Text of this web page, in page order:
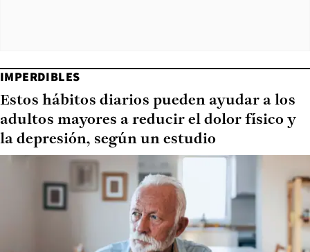
IMPERDIBLES
Estos hábitos diarios pueden ayudar a los
adultos mayores a reducir el dolor físico y
la depresión, según un estudio